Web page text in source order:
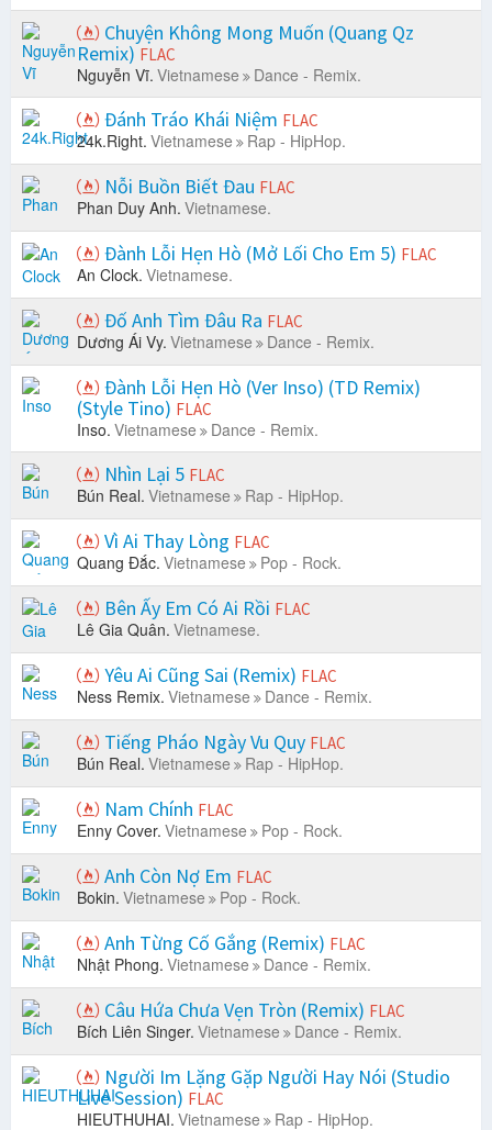
Chuyện Không Mong Muốn (Quang Qz
Remix) FLAC
Nguyễn Vĩ. Vietnamese Dance - Remix.
Đánh Tráo Khái Niệm FLAC
24k.Right. Vietnamese Rap - HipHop.
Nỗi Buồn Biết Đau FLAC
Phan Duy Anh. Vietnamese.
Đành Lỗi Hẹn Hò (Mở Lối Cho Em 5) FLAC
An Clock. Vietnamese.
Đố Anh Tìm Đâu Ra FLAC
Dương Ái Vy. Vietnamese Dance - Remix.
Đành Lỗi Hẹn Hò (Ver Inso) (TD Remix)
(Style Tino) FLAC
Inso. Vietnamese Dance - Remix.
Nhìn Lại 5 FLAC
Bún Real. Vietnamese Rap - HipHop.
Vì Ai Thay Lòng FLAC
Quang Đắc. Vietnamese Pop - Rock.
Bên Ấy Em Có Ai Rồi FLAC
Lê Gia Quân. Vietnamese.
Yêu Ai Cũng Sai (Remix) FLAC
Ness Remix. Vietnamese Dance - Remix.
Tiếng Pháo Ngày Vu Quy FLAC
Bún Real. Vietnamese Rap - HipHop.
Nam Chính FLAC
Enny Cover. Vietnamese Pop - Rock.
Anh Còn Nợ Em FLAC
Bokin. Vietnamese Pop - Rock.
Anh Từng Cố Gắng (Remix) FLAC
Nhật Phong. Vietnamese Dance - Remix.
Câu Hứa Chưa Vẹn Tròn (Remix) FLAC
Bích Liên Singer. Vietnamese Dance - Remix.
Người Im Lặng Gặp Người Hay Nói (Studio
Live Session) FLAC
HIEUTHUHAI. Vietnamese Rap - HipHop.